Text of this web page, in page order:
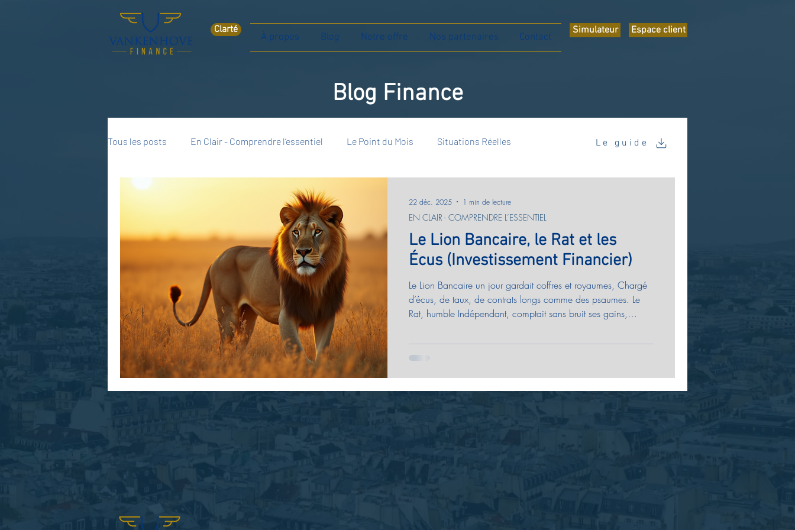
Clarté
À propos Blog Notre offre Nos partenaires Contact
Simulateur Espace client
Blog Finance
Tous les posts En Clair - Comprendre l’essentiel Le Point du Mois Situations Réelles
Le Lion Bancaire, le Rat et les
Écus (Investissement Financier)
Le Lion Bancaire un jour gardait coffres et royaumes, Chargé
d’écus, de taux, de contrats longs comme des psaumes. Le
Rat, humble Indépendant, comptait sans bruit ses gains,
EN CLAIR - COMPRENDRE L’ESSENTIEL
22 déc. 2025 1 min de lecture
Le guide